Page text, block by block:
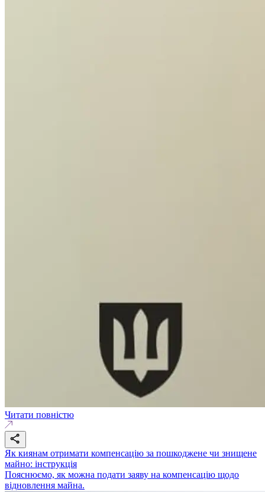
Читати повністю
Як киянам отримати компенсацію за пошкоджене чи знищене
майно: інструкція
Пояснюємо, як можна подати заяву на компенсацію щодо
відновлення майна.